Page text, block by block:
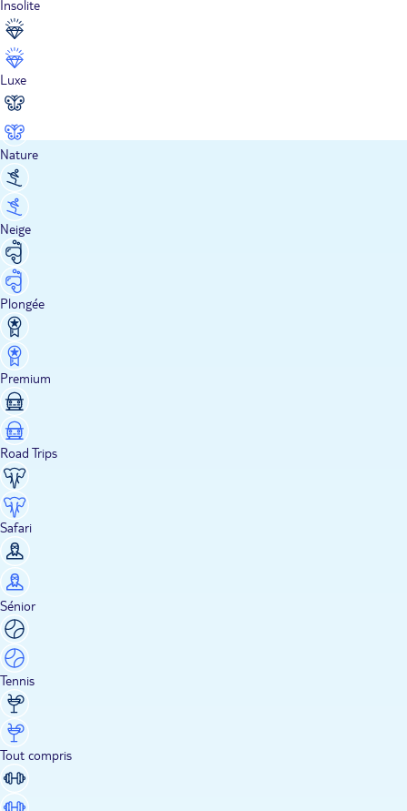
Insolite
Luxe
Nature
Neige
Plongée
Premium
Road Trips
Safari
Sénior
Tennis
Tout compris